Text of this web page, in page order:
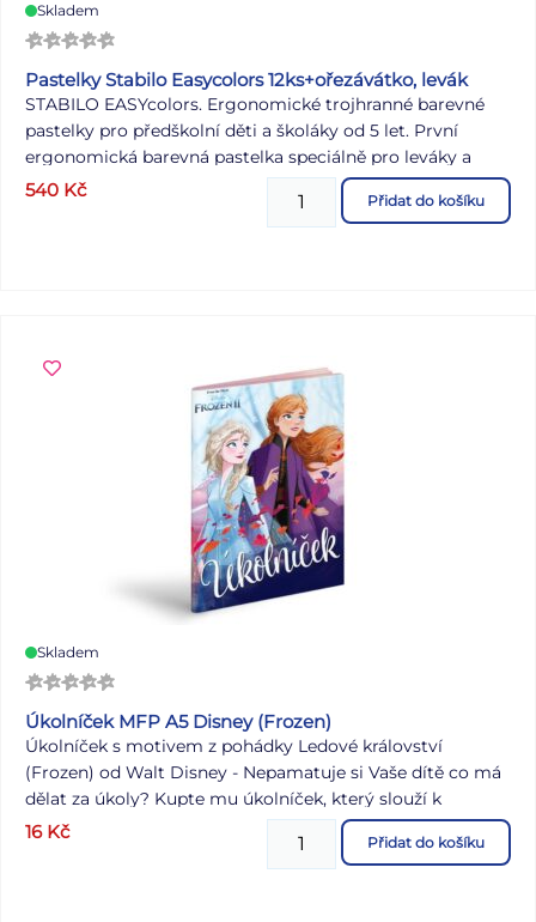
Skladem
Pastelky Stabilo Easycolors 12ks+ořezávátko, levák
STABILO EASYcolors. Ergonomické trojhranné barevné
pastelky pro předškolní děti a školáky od 5 let. První
ergonomická barevná pastelka speciálně pro leváky a
praváky. Trojhranný tvar a neklouzavé úchopové plošky
zajišťují uvolněné držení ruky. Žlutý nebo červený konec
540 Kč Přidat do košíku
Skladem
Úkolníček MFP A5 Disney (Frozen)
Úkolníček s motivem z pohádky Ledové království
(Frozen) od Walt Disney - Nepamatuje si Vaše dítě co má
dělat za úkoly? Kupte mu úkolníček, který slouží k
přehlednému zapisování domácích úkolů. Úkolníček
obsahuje: - osobní údaje - telefonní čísla - prostor pro
16 Kč Přidat do košíku